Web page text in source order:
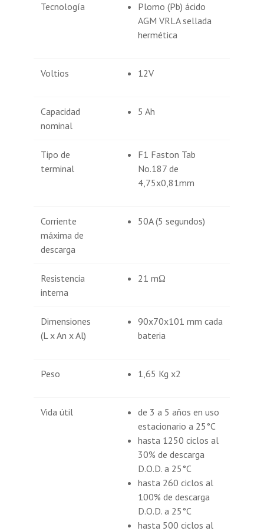
Tecnología
Plomo (Pb) ácido
AGM VRLA sellada
hermética
Voltios 12V
Capacidad
nominal
5 Ah
Tipo de
terminal
F1 Faston Tab
No.187 de
4,75x0,81mm
Corriente
máxima de
descarga
50A (5 segundos)
Resistencia
interna
21 mΩ
Dimensiones
(L x An x Al)
90x70x101 mm cada
bateria
Peso 1,65 Kg x2
Vida útil
de 3 a 5 años en uso
estacionario a 25°C
hasta 1250 ciclos al
30% de descarga
D.O.D. a 25°C
hasta 260 ciclos al
100% de descarga
D.O.D. a 25°C
hasta 500 ciclos al